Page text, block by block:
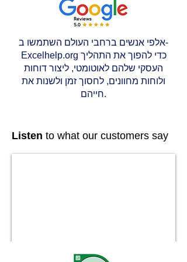
אלפי אנשים ברחבי העולם השתמשו ב-
Excelhelp.org כדי להפוך את התהליך
העסקי שלהם לאוטומטי, ליצור דוחות
ולוחות מחוונים, לחסוך זמן ולשנות את
חייהם.
Listen to what our customers say